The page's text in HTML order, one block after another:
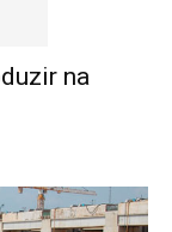
na